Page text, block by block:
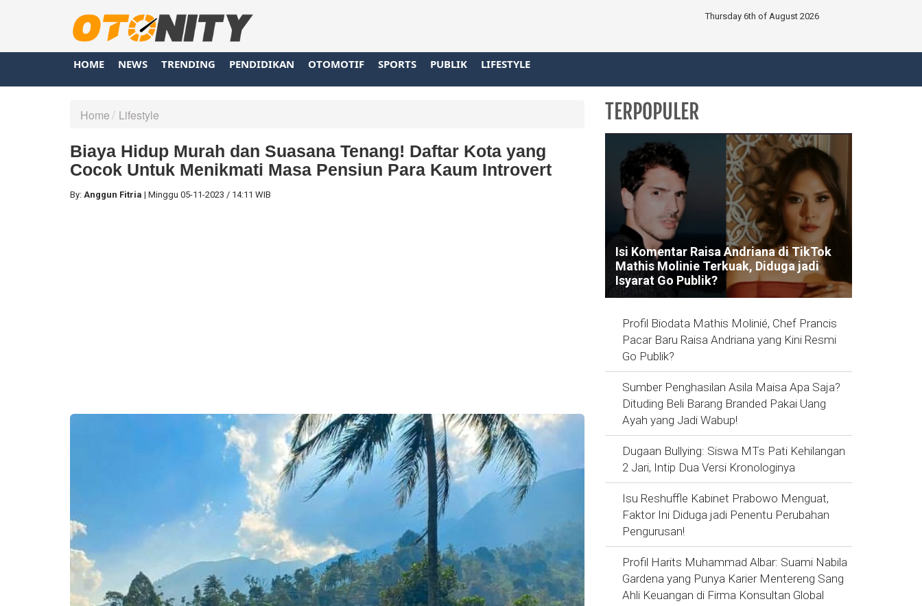
Thursday 6th of August 2026
HOME NEWS TRENDING PENDIDIKAN OTOMOTIF SPORTS PUBLIK LIFESTYLE
Home Lifestyle
Biaya Hidup Murah dan Suasana Tenang! Daftar Kota yang
Cocok Untuk Menikmati Masa Pensiun Para Kaum Introvert
By: Anggun Fitria | Minggu 05-11-2023 / 14:11 WIB
TERPOPULER
Isi Komentar Raisa Andriana di TikTok
Mathis Molinie Terkuak, Diduga jadi
Isyarat Go Publik?
Profil Biodata Mathis Molinié, Chef Prancis
Pacar Baru Raisa Andriana yang Kini Resmi
Go Publik?
Sumber Penghasilan Asila Maisa Apa Saja?
Dituding Beli Barang Branded Pakai Uang
Ayah yang Jadi Wabup!
Dugaan Bullying: Siswa MTs Pati Kehilangan
2 Jari, Intip Dua Versi Kronologinya
Isu Reshuffle Kabinet Prabowo Menguat,
Faktor Ini Diduga jadi Penentu Perubahan
Pengurusan!
Profil Harits Muhammad Albar: Suami Nabila
Gardena yang Punya Karier Mentereng Sang
Ahli Keuangan di Firma Konsultan Global